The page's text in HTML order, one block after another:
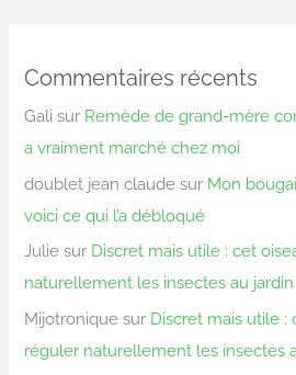
Commentaires récents
Gali sur Remède de grand-mère
a vraiment marché chez moi
doublet jean claude sur Mon
voici ce qui l’a débloqué
Julie sur Discret mais utile : cet
naturellement les insectes au jardin
Mijotronique sur Discret mais utile :
réguler naturellement les insectes